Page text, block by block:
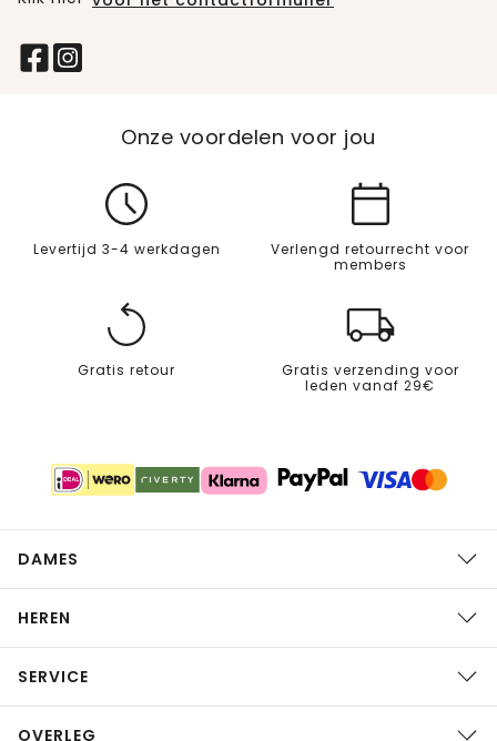
Onze voordelen voor jou
Levertijd 3-4 werkdagen
Verlengd retourrecht voor
members
Gratis retour
Gratis verzending voor
leden vanaf 29€
DAMES
HEREN
SERVICE
OVERLEG